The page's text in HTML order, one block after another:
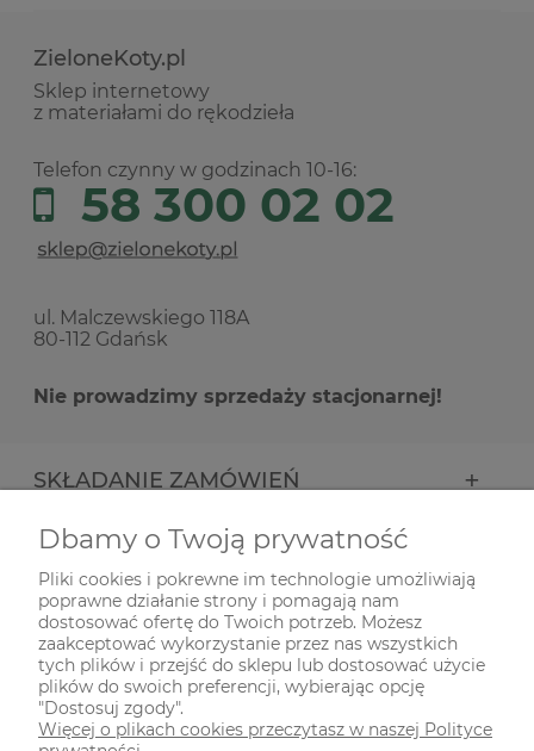
ZieloneKoty.pl
Sklep internetowy
z materiałami do rękodzieła
Telefon czynny w godzinach 10-16:
58 300 02 02
ul. Malczewskiego 118A
80-112 Gdańsk
Nie prowadzimy sprzedaży stacjonarnej!
SKŁADANIE ZAMÓWIEŃ
INFORMACJE
ODWIEDŹ NAS NA
Dbamy o Twoją prywatność
Pliki cookies i pokrewne im technologie umożliwiają
poprawne działanie strony i pomagają nam
dostosować ofertę do Twoich potrzeb. Możesz
zaakceptować wykorzystanie przez nas wszystkich
tych plików i przejść do sklepu lub dostosować użycie
plików do swoich preferencji, wybierając opcję
"Dostosuj zgody".
Więcej o plikach cookies przeczytasz w naszej Polityce